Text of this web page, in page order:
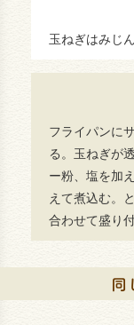
玉ねぎはみじ
フライパンに
る。玉ねぎが
ー粉、塩を加
えて煮込む。
合わせて盛り